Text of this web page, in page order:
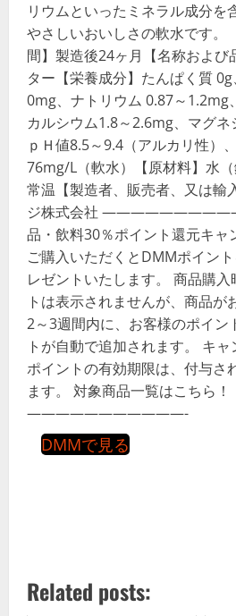
リウムといったミネラル成分を
やさしいおいしさの軟水です。
間】製造後24ヶ月【名称および
ター【栄養成分】たんぱく質
0mg、ナトリウム 0.87～1.2mg
カルシウム1.8～2.6mg、マグネ
ｐＨ値8.5～9.4（アルカリ性）
76mg/L（軟水）【原材料】水（
常温【製造者、販売者、又は輸
ジ株式会社
品・飲料30％ポイント還元キャ
ご購入いただくとDMMポイン
レゼントいたします。 商品購
トは表示されませんが、商品が
2～3週間内に、お客様のポイン
トが自動で追加されます。 キ
ポイントの有効期限は、付与さ
ます。 対象商品一覧はこちら！
———————————-
DMMで見る
Related posts: